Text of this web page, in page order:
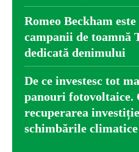
Romeo Beckham
campanii de toamnă
dedicată denimului
De ce investesc tot
panouri fotovoltaice.
recuperarea
schimbările climatice